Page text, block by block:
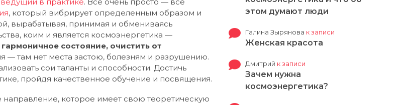
, который вибрирует определенным образом и
вырабатывая, принимая и обмениваясь
коим и является космоэнергетика —
состояние, очистить от
— там нет места застою, болезням и разрушению.
сои таланты и способности. Достичь
пройдя качественное обучение и посвящения.
которое имеет свою теоретическую
этом думают люди
Галина Зырянова к записи
Женская красота
Дмитрий к записи
Зачем нужна
космоэнергетика?